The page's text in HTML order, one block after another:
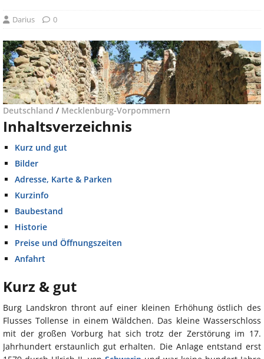
Darius 0
Deutschland / Mecklenburg-Vorpommern
Inhaltsverzeichnis
Kurz und gut
Bilder
Adresse, Karte & Parken
Kurzinfo
Baubestand
Historie
Preise und Öffnungszeiten
Anfahrt
Kurz & gut
Burg Landskron thront auf einer kleinen Erhöhung östlich des
Flusses Tollense in einem Wäldchen. Das kleine Wasserschloss
mit der großen Vorburg hat sich trotz der Zerstörung im 17.
Jahrhundert erstaunlich gut erhalten. Die Anlage entstand erst